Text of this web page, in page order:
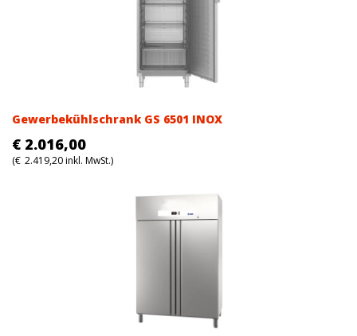
Gewerbekühlschrank GS 6501 INOX
€ 2.016,00
(€ 2.419,20inkl. MwSt.)